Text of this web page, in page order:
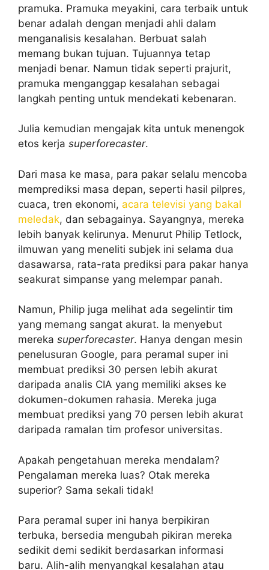
pramuka. Pramuka meyakini, cara terbaik untuk
benar adalah dengan menjadi ahli dalam
menganalisis kesalahan. Berbuat salah
memang bukan tujuan. Tujuannya tetap
menjadi benar. Namun tidak seperti prajurit,
pramuka menganggap kesalahan sebagai
langkah penting untuk mendekati kebenaran.
Julia kemudian mengajak kita untuk menengok
etos kerja superforecaster.
Dari masa ke masa, para pakar selalu mencoba
memprediksi masa depan, seperti hasil pilpres,
cuaca, tren ekonomi, acara televisi yang bakal
meledak, dan sebagainya. Sayangnya, mereka
lebih banyak kelirunya. Menurut Philip Tetlock,
ilmuwan yang meneliti subjek ini selama dua
dasawarsa, rata-rata prediksi para pakar hanya
seakurat simpanse yang melempar panah.
Namun, Philip juga melihat ada segelintir tim
yang memang sangat akurat. Ia menyebut
mereka superforecaster. Hanya dengan mesin
penelusuran Google, para peramal super ini
membuat prediksi 30 persen lebih akurat
daripada analis CIA yang memiliki akses ke
dokumen-dokumen rahasia. Mereka juga
membuat prediksi yang 70 persen lebih akurat
daripada ramalan tim profesor universitas.
Apakah pengetahuan mereka mendalam?
Pengalaman mereka luas? Otak mereka
superior? Sama sekali tidak!
Para peramal super ini hanya berpikiran
terbuka, bersedia mengubah pikiran mereka
sedikit demi sedikit berdasarkan informasi
baru. Alih-alih menyangkal kesalahan atau